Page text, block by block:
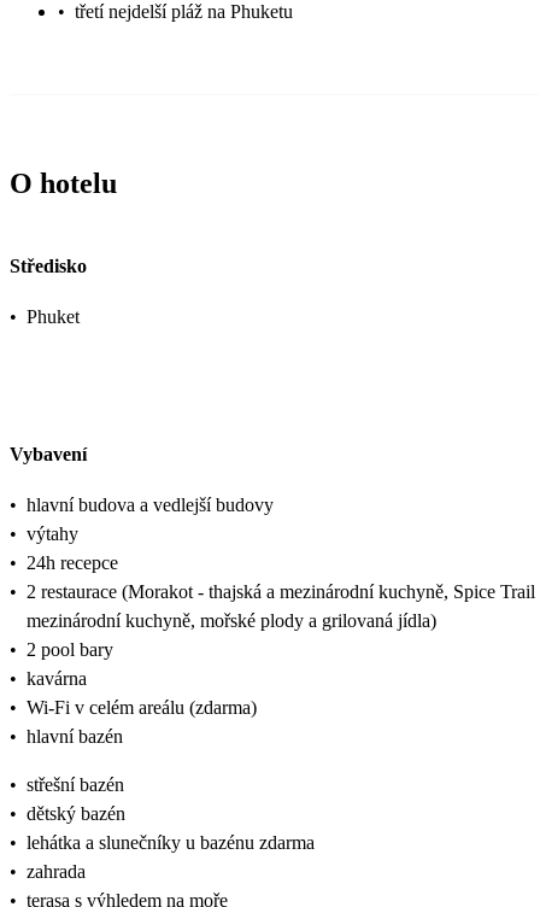
• třetí nejdelší pláž na Phuketu
O hotelu
Středisko
• Phuket
Vybavení
• hlavní budova a vedlejší budovy
• výtahy
• 24h recepce
• 2 restaurace (Morakot - thajská a mezinárodní kuchyně, Spice
mezinárodní kuchyně, mořské plody a grilovaná jídla)
• 2 pool bary
• kavárna
• Wi-Fi v celém areálu (zdarma)
• hlavní bazén
• střešní bazén
• dětský bazén
• lehátka a slunečníky u bazénu zdarma
• zahrada
• terasa s výhledem na moře